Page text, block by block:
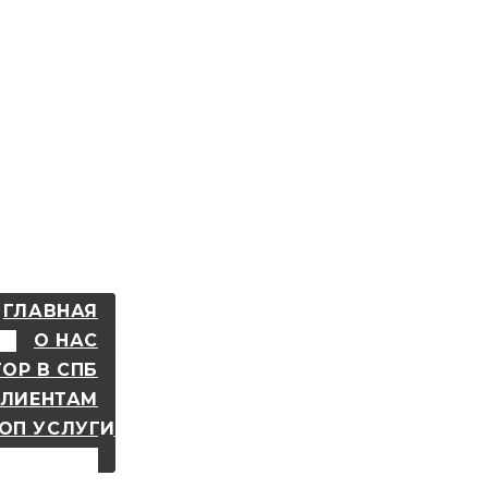
ГЛАВНАЯ
О НАС
В СПБ
УСЛУГИ